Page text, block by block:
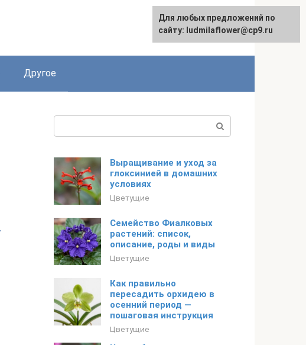
Другое
Выращивание и уход за
глоксинией в домашних
условиях
Цветущие
Семейство Фиалковых
растений: список,
описание, роды и виды
Цветущие
Как правильно
пересадить орхидею в
осенний период —
пошаговая инструкция
Цветущие
Для любых предложений по
сайту: ludmilaflower@cp9.ru